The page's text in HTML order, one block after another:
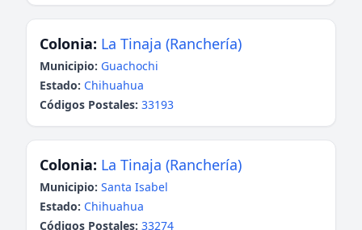
Colonia: La Tinaja (Ranchería)
Municipio: Guachochi
Estado: Chihuahua
Códigos Postales: 33193
Colonia: La Tinaja (Ranchería)
Municipio: Santa Isabel
Estado: Chihuahua
Códigos Postales: 33274